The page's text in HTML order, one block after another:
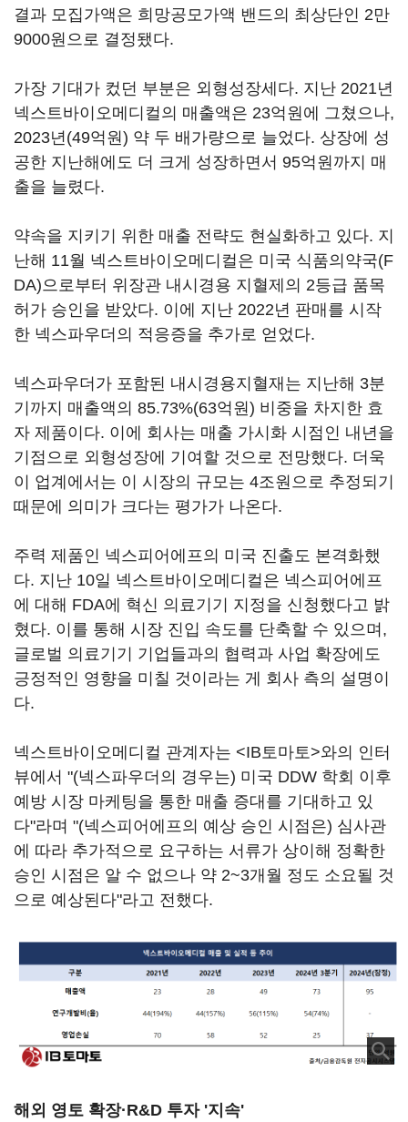
결과 모집가액은 희망공모가액 밴드의 최상단인 2만
9000원으로 결정됐다.
가장 기대가 컸던 부분은 외형성장세다. 지난 2021년
넥스트바이오메디컬의 매출액은 23억원에 그쳤으나,
2023년(49억원) 약 두 배가량으로 늘었다. 상장에 성
공한 지난해에도 더 크게 성장하면서 95억원까지 매
출을 늘렸다.
약속을 지키기 위한 매출 전략도 현실화하고 있다. 지
난해 11월 넥스트바이오메디컬은 미국 식품의약국(F
DA)으로부터 위장관 내시경용 지혈제의 2등급 품목
허가 승인을 받았다. 이에 지난 2022년 판매를 시작
한 넥스파우더의 적응증을 추가로 얻었다.
넥스파우더가 포함된 내시경용지혈재는 지난해 3분
기까지 매출액의 85.73%(63억원) 비중을 차지한 효
자 제품이다. 이에 회사는 매출 가시화 시점인 내년을
기점으로 외형성장에 기여할 것으로 전망했다. 더욱
이 업계에서는 이 시장의 규모는 4조원으로 추정되기
때문에 의미가 크다는 평가가 나온다.
주력 제품인 넥스피어에프의 미국 진출도 본격화했
다. 지난 10일 넥스트바이오메디컬은 넥스피어에프
에 대해 FDA에 혁신 의료기기 지정을 신청했다고 밝
혔다. 이를 통해 시장 진입 속도를 단축할 수 있으며,
글로벌 의료기기 기업들과의 협력과 사업 확장에도
긍정적인 영향을 미칠 것이라는 게 회사 측의 설명이
다.
넥스트바이오메디컬 관계자는 <IB토마토>와의 인터
뷰에서 "(넥스파우더의 경우는) 미국 DDW 학회 이후
예방 시장 마케팅을 통한 매출 증대를 기대하고 있
다"라며 "(넥스피어에프의 예상 승인 시점은) 심사관
에 따라 추가적으로 요구하는 서류가 상이해 정확한
승인 시점은 알 수 없으나 약 2~3개월 정도 소요될 것
으로 예상된다"라고 전했다.
해외 영토 확장·R&D 투자 '지속'